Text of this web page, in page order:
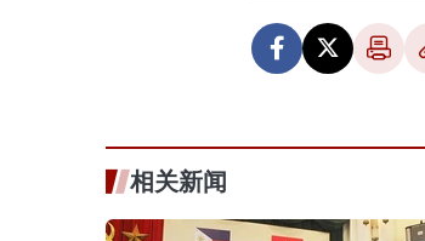
相关新闻